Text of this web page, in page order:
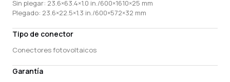
Sin plegar: 23.6×63.4×1.0 in./600×1610×25 mm
Plegado: 23.6×22.5×1.3 in./600×572×32 mm
Tipo de conector
Conectores fotovoltaicos
Garantía